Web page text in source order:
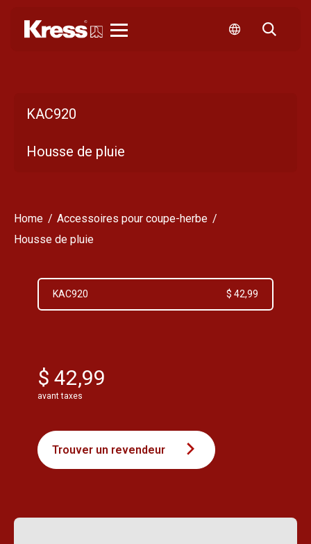
KAC920
Housse de pluie
Home
Accessoires pour coupe-herbe
Housse de pluie
KAC920 $ 42,99
$ 42,99
avant taxes
Trouver un revendeur